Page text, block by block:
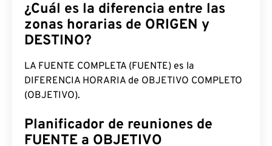
¿Cuál es la diferencia entre las
zonas horarias de ORIGEN y
DESTINO?
LA FUENTE COMPLETA (FUENTE) es la
DIFERENCIA HORARIA de OBJETIVO COMPLETO
(OBJETIVO).
Planificador de reuniones de
FUENTE a OBJETIVO